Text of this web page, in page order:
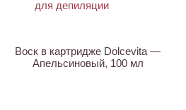
Воск в картридже Dolcevita —
Апельсиновый, 100 мл